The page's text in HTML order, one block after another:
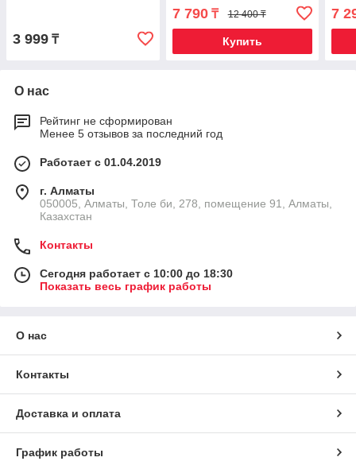
3 999 ₸
вещей (Черный)
7 790₸ 12 400 ₸
Купить
7
О нас
Рейтинг не сформирован
Менее 5 отзывов за последний год
Работает с 01.04.2019
г. Алматы
050005, Алматы, Толе би, 278, помещение 91, Алматы,
Казахстан
Контакты
Сегодня работает с 10:00 до 18:30
Показать весь график работы
О нас
Контакты
Доставка и оплата
График работы